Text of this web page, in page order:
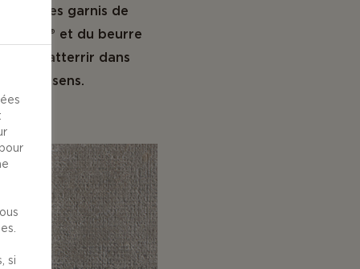
garnis de
et du beurre
pour atterrir dans
vos sens.
si